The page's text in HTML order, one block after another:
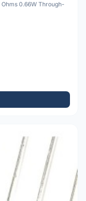
Ohms 0.66W Through-